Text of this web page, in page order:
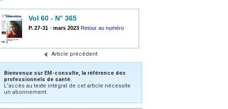
Vol 60 - N° 365
P. 27-31 - mars 2023 Retour au numéro
Article précédent
Bienvenue sur EM-consulte, la référence des
professionnels de santé.
L’accès au texte intégral de cet article nécessite
un abonnement.